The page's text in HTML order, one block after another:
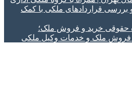
بررسی قراردادهای ملکی با کمک
حقوقی خرید و فروش ملک؛
فروش ملک و خدمات وکیل ملکی